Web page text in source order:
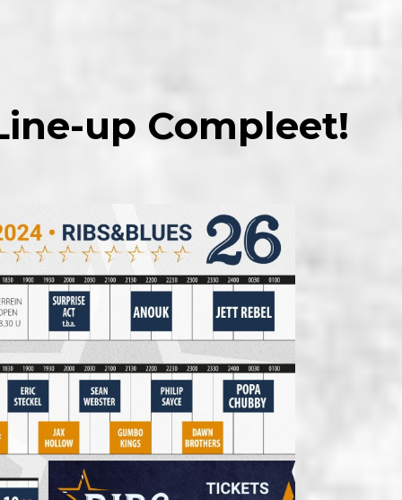
up Compleet!